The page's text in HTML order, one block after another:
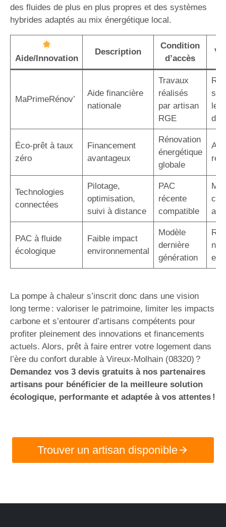
des fluides de plus en plus propres et des systèmes
hybrides adaptés au mix énergétique local.
Aide/Innovation
Description
Condition
d’accès
MaPrimeRénov’
Aide financière
nationale
Travaux
réalisés
par artisan
RGE
le
Éco-prêt à taux
zéro
Financement
avantageux
Rénovation
énergétique
globale
Technologies
connectées
Pilotage,
optimisation,
suivi à distance
PAC
récente
compatible
PAC à fluide
écologique
Faible impact
environnemental
Modèle
dernière
génération
La pompe à chaleur s’inscrit donc dans une vision
long terme : valoriser le patrimoine, limiter les impacts
carbone et s’entourer d’artisans compétents pour
profiter pleinement des innovations et financements
actuels. Alors, prêt à faire entrer votre logement dans
l’ère du confort durable à Vireux-Molhain (08320) ?
Demandez vos 3 devis gratuits à nos partenaires
artisans pour bénéficier de la meilleure solution
écologique, performante et adaptée à vos attentes !
Trouver un artisan disponible